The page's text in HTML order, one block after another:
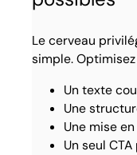
Le cerveau
simple.
Un texte
Une
Une mise
Un seul